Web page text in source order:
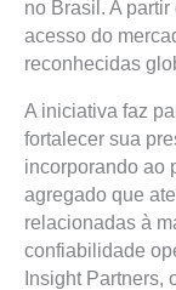
no Brasil. A
acesso do
reconhecidas
A iniciativa faz
fortalecer sua
incorporando ao
agregado que
relacionadas à
confiabilidade
Insight Partners,